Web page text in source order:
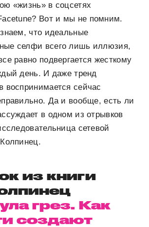
«жизнь» в соцсетях
Вот и мы не помним.
что идеальные
селфи всего лишь иллюзия,
равно подвергается жесткому
день. И даже тренд
воспринимается сейчас
Да и вообще, есть ли
в одном из отрывков
сетевой
из книги
грез. Как
создают